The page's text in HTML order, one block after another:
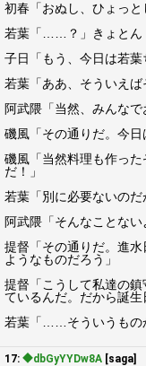
初春「おぬし、ひょっと
若葉「……？」きょとん
子日「もう、今日は若葉
若葉「ああ、そういえ
阿武隈「当然、みんなで
磯風「その通りだ。今日
磯風「当然料理も作っ
だ！」
若葉「別に必要ないの
阿武隈「そんなことない
提督「その通りだ。進
ようなものだろう」
提督「こうして私達の
ているんだ。だから誕生
若葉「……そういうもの
17: ◆dbGyYYDw8A [saga]